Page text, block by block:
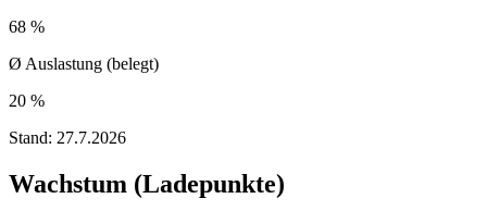
68 %
Ø Auslastung (belegt)
20 %
Stand: 27.7.2026
Wachstum (Ladepunkte)